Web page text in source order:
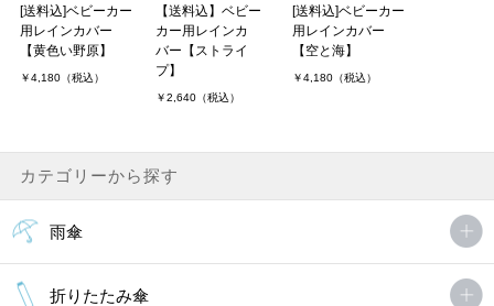
[送料込]ベビーカー
用レインカバー
【黄色い野原】
￥4,180（税込）
【送料込】ベビー
カー用レインカ
バー【ストライ
プ】
￥2,640（税込）
[送料込]ベビーカー
用レインカバー
【空と海】
￥4,180（税込）
カテゴリーから探す
雨傘
折りたたみ傘